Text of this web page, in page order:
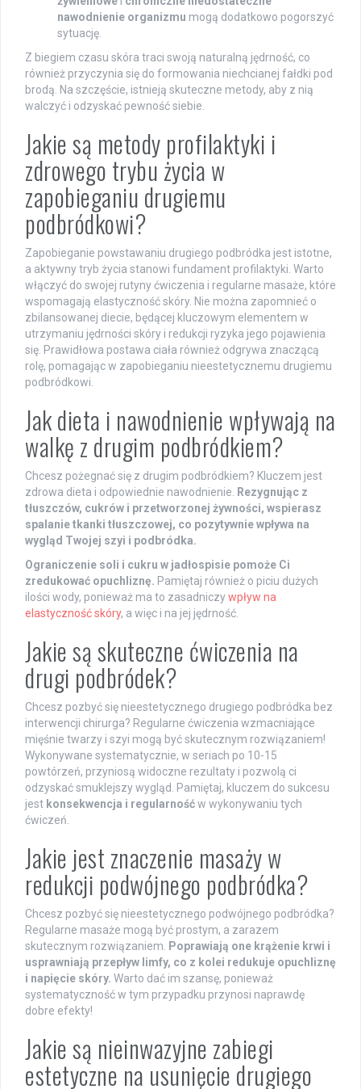
nawodnienie organizmu mogą dodatkowo pogorszyć
sytuację.
Z biegiem czasu skóra traci swoją naturalną jędrność, co
również przyczynia się do formowania niechcianej fałdki pod
brodą. Na szczęście, istnieją skuteczne metody, aby z nią
walczyć i odzyskać pewność siebie.
Jakie są metody profilaktyki i
zdrowego trybu życia w
zapobieganiu drugiemu
podbródkowi?
Zapobieganie powstawaniu drugiego podbródka jest istotne,
a aktywny tryb życia stanowi fundament profilaktyki. Warto
włączyć do swojej rutyny ćwiczenia i regularne masaże, które
wspomagają elastyczność skóry. Nie można zapomnieć o
zbilansowanej diecie, będącej kluczowym elementem w
utrzymaniu jędrności skóry i redukcji ryzyka jego pojawienia
się. Prawidłowa postawa ciała również odgrywa znaczącą
rolę, pomagając w zapobieganiu nieestetycznemu drugiemu
podbródkowi.
Jak dieta i nawodnienie wpływają na
walkę z drugim podbródkiem?
Chcesz pożegnać się z drugim podbródkiem? Kluczem jest
zdrowa dieta i odpowiednie nawodnienie. Rezygnując z
tłuszczów, cukrów i przetworzonej żywności, wspierasz
spalanie tkanki tłuszczowej, co pozytywnie wpływa na
wygląd Twojej szyi i podbródka.
Ograniczenie soli i cukru w jadłospisie pomoże Ci
zredukować opuchliznę. Pamiętaj również o piciu dużych
ilości wody, ponieważ ma to zasadniczywpływ na
elastyczność skóry, a więc i na jej jędrność.
Jakie są skuteczne ćwiczenia na
drugi podbródek?
Chcesz pozbyć się nieestetycznego drugiego podbródka bez
interwencji chirurga? Regularne ćwiczenia wzmacniające
mięśnie twarzy i szyi mogą być skutecznym rozwiązaniem!
Wykonywane systematycznie, w seriach po 10-15
powtórzeń, przyniosą widoczne rezultaty i pozwolą ci
odzyskać smuklejszy wygląd. Pamiętaj, kluczem do sukcesu
jest konsekwencja i regularnośćw wykonywaniu tych
ćwiczeń.
Jakie jest znaczenie masaży w
redukcji podwójnego podbródka?
Chcesz pozbyć się nieestetycznego podwójnego podbródka?
Regularne masaże mogą być prostym, a zarazem
skutecznym rozwiązaniem. Poprawiają one krążenie krwi i
usprawniają przepływ limfy, co z kolei redukuje opuchliznę
i napięcie skóry. Warto dać im szansę, ponieważ
systematyczność w tym przypadku przynosi naprawdę
dobre efekty!
Jakie są nieinwazyjne zabiegi
estetyczne na usunięcie drugiego